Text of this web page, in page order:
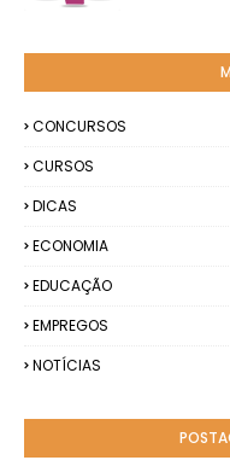
CONCURSOS
CURSOS
DICAS
ECONOMIA
EDUCAÇÃO
EMPREGOS
NOTÍCIAS